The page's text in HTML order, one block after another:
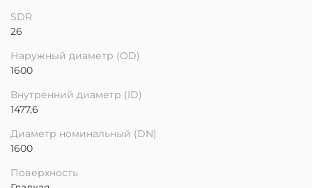
SDR
26
Наружный диаметр (OD)
1600
Внутренний диаметр (ID)
1477,6
Диаметр номинальный (DN)
1600
Поверхность